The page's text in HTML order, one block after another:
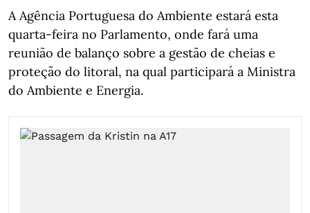
A Agência Portuguesa do Ambiente estará esta
quarta-feira no Parlamento, onde fará uma
reunião de balanço sobre a gestão de cheias e
proteção do litoral, na qual participará a Ministra
do Ambiente e Energia.